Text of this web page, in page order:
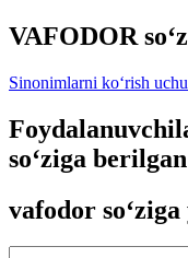
VAFODOR
Sinonimlarni ko‘rish
so‘ziga
vafodor